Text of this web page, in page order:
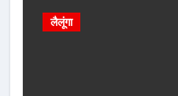
लैलूंगा